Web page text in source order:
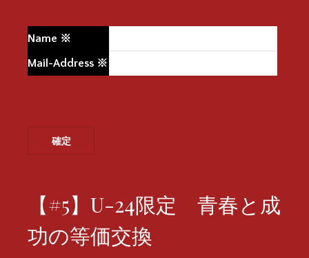
Name ※
Mail-Address ※
【#5】U-24限定 青春と成
功の等価交換